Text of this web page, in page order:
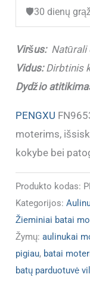
🛡️30 dienų
Viršus:Natūrali
Vidus:Dirbtinis
Dydžio
PENGXU
moterims,
kokybe bei
Produkto kodas:
Kategorijos:
Žieminiai batai
Žymų:aulinukai
pigiau, batai
batų parduotuvė